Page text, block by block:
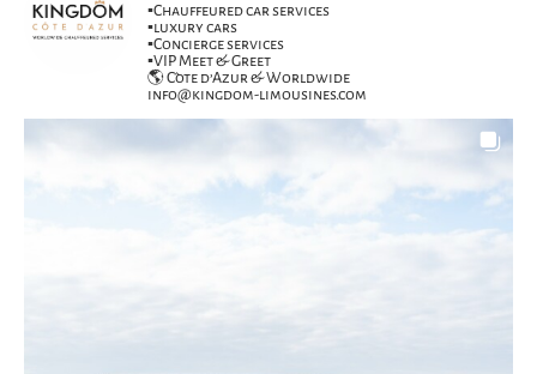
▪️Chauffeured car services
▪️luxury cars
▪️Concierge services
▪️VIP Meet & Greet
🌎 Côte d’Azur & Worldwide
info@kingdom-limousines.com